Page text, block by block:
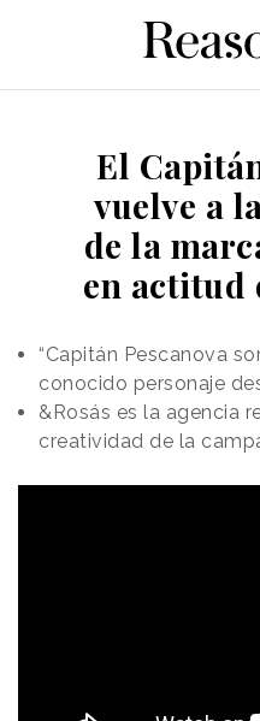
El
vuelve a
de la
en actitud
“Capitán Pescanova
conocido personaje
&Rosás es la agencia
creatividad de la